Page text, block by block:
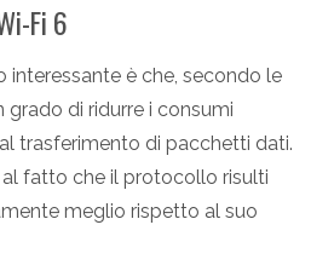
Fi 6
interessante è che, secondo le
grado di ridurre i consumi
trasferimento di pacchetti dati.
fatto che il protocollo risulti
meglio rispetto al suo